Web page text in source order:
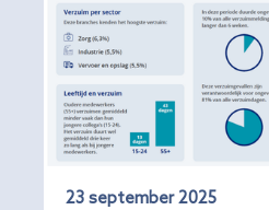
23 september 2025